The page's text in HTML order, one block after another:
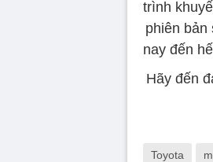
trình
phiên
nay đến
Hãy đến
Toyota